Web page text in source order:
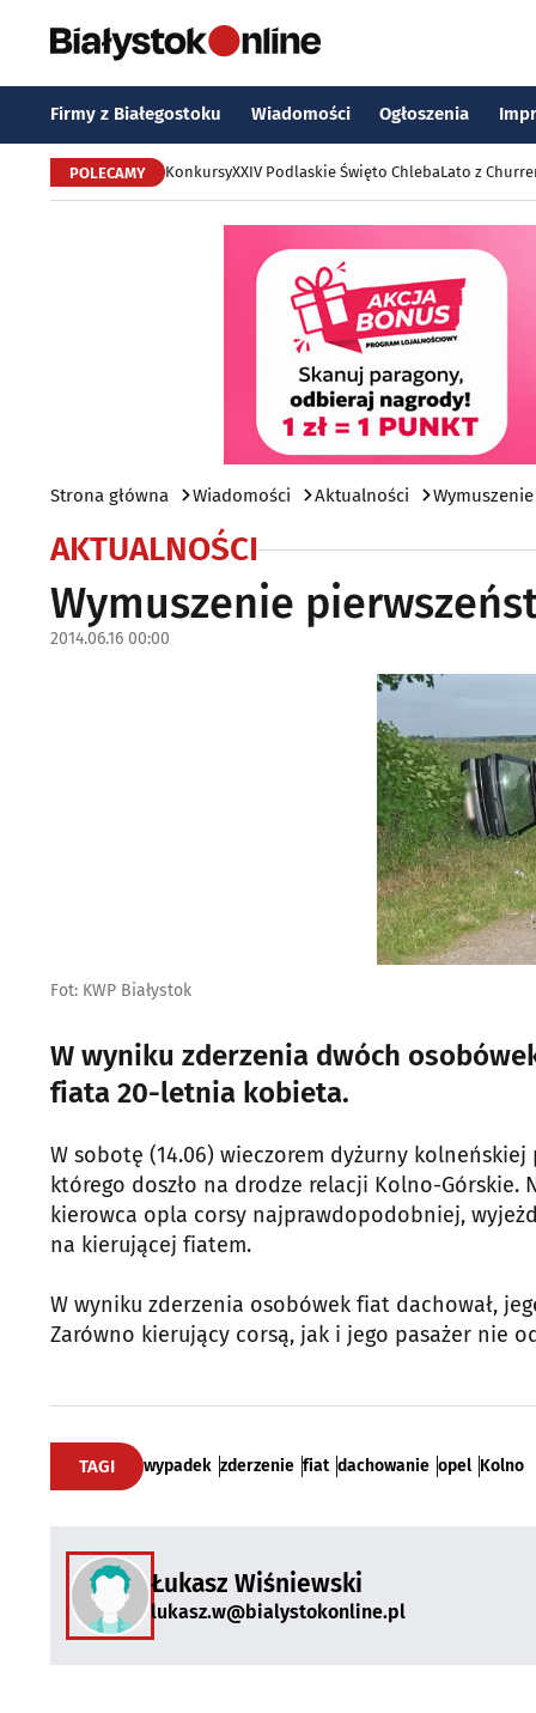
Firmy z Białegostoku Wiadomości Ogłoszenia
POLECAMY KonkursyXXIV Podlaskie Święto ChlebaLato z
Strona główna Wiadomości Aktualności
AKTUALNOŚCI
Wymuszenie
2014.06.16 00:00
Fot: KWP Białystok
W wyniku zderzenia dwóch
fiata 20-letnia kobieta.
W sobotę (14.06) wieczorem dyżurny
którego doszło na drodze relacji Kolno-
kierowca opla corsy najprawdopodobniej,
na kierującej fiatem.
W wyniku zderzenia osobówek fiat dachował,
Zarówno kierujący corsą, jak i jego pasażer nie
TAGI wypadek zderzenie fiat dachowanie opel Kolno
Łukasz Wiśniewski
lukasz.w@bialystokonline.pl